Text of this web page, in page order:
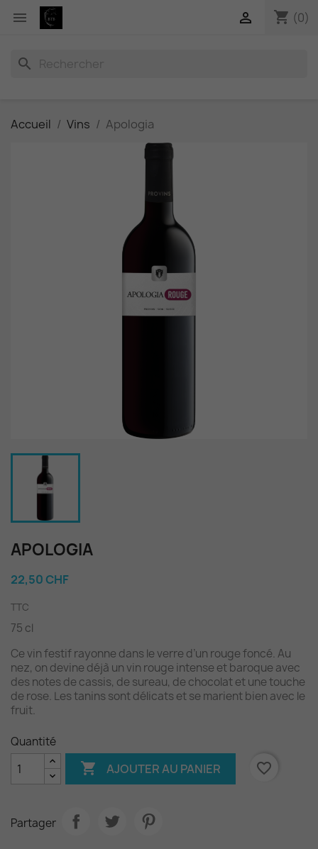
 shopping_cart (0)

search
Accueil Vins Apologia
APOLOGIA
22,50 CHF
TTC
75 cl
Ce vin festif rayonne dans le verre d’un rouge foncé. Au
nez, on devine déjà un vin rouge intense et baroque avec
des notes de cassis, de sureau, de chocolat et une touche
de rose. Les tanins sont délicats et se marient bien avec le
fruit.
Quantité
 AJOUTER AU PANIER favorite_border
Partager